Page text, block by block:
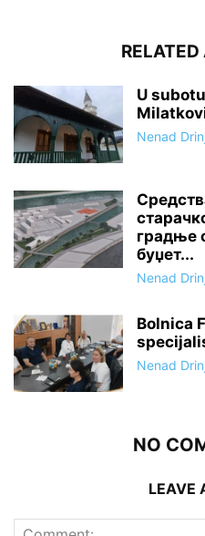
U
Nenad
градње
буџет...
Nenad
Bolnica
Nenad
NO
LEAVE